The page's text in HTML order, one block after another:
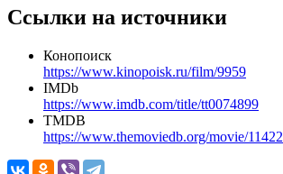
Ссылки на источники
Конопоиск
https://www.kinopoisk.ru/film/9959
IMDb
https://www.imdb.com/title/tt0074899
TMDB
https://www.themoviedb.org/movie/11422